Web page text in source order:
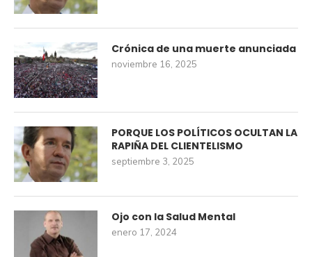
Crónica de una muerte anunciada
noviembre 16, 2025
PORQUE LOS POLÍTICOS OCULTAN LA
RAPIÑA DEL CLIENTELISMO
septiembre 3, 2025
Ojo con la Salud Mental
enero 17, 2024